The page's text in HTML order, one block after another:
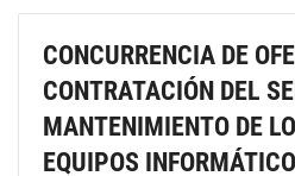
CONCURRENCIA DE
CONTRATACIÓN DEL
MANTENIMIENTO DE
EQUIPOS